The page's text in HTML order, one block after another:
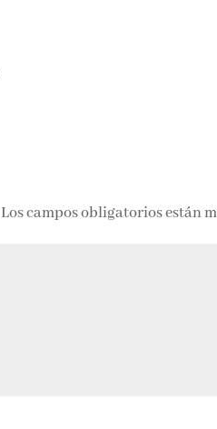
Los campos obligatorios están